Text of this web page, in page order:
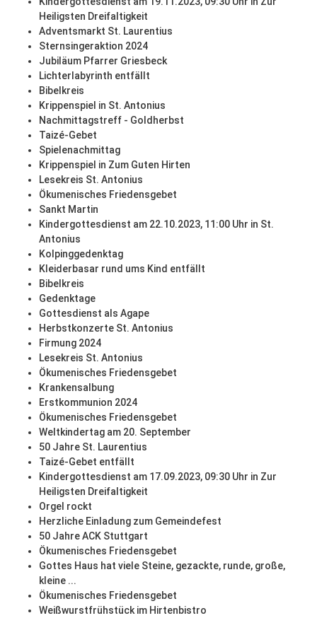
Heiligsten Dreifaltigkeit
Adventsmarkt St. Laurentius
Sternsingeraktion 2024
Jubiläum Pfarrer Griesbeck
Lichterlabyrinth entfällt
Bibelkreis
Krippenspiel in St. Antonius
Nachmittagstreff - Goldherbst
Taizé-Gebet
Spielenachmittag
Krippenspiel in Zum Guten Hirten
Lesekreis St. Antonius
Ökumenisches Friedensgebet
Sankt Martin
Kindergottesdienst am 22.10.2023, 11:00 Uhr in St.
Antonius
Kolpinggedenktag
Kleiderbasar rund ums Kind entfällt
Bibelkreis
Gedenktage
Gottesdienst als Agape
Herbstkonzerte St. Antonius
Firmung 2024
Lesekreis St. Antonius
Ökumenisches Friedensgebet
Krankensalbung
Erstkommunion 2024
Ökumenisches Friedensgebet
Weltkindertag am 20. September
50 Jahre St. Laurentius
Taizé-Gebet entfällt
Kindergottesdienst am 17.09.2023, 09:30 Uhr in Zur
Heiligsten Dreifaltigkeit
Orgel rockt
Herzliche Einladung zum Gemeindefest
50 Jahre ACK Stuttgart
Ökumenisches Friedensgebet
Gottes Haus hat viele Steine, gezackte, runde, große,
kleine ...
Ökumenisches Friedensgebet
Weißwurstfrühstück im Hirtenbistro